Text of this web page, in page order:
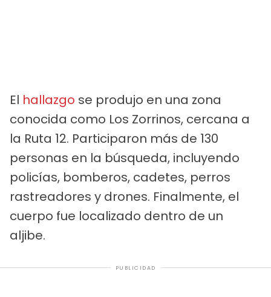
El hallazgo se produjo en una zona
conocida como Los Zorrinos, cercana a
la Ruta 12. Participaron más de 130
personas en la búsqueda, incluyendo
policías, bomberos, cadetes, perros
rastreadores y drones. Finalmente, el
cuerpo fue localizado dentro de un
aljibe.
PUBLICIDAD